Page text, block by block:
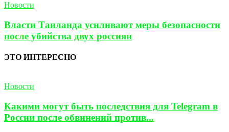
Новости
Власти Таиланда усиливают меры безопасности
после убийства двух россиян
ЭТО ИНТЕРЕСНО
Новости
Какими могут быть последствия для Telegram в
России после обвинений против...